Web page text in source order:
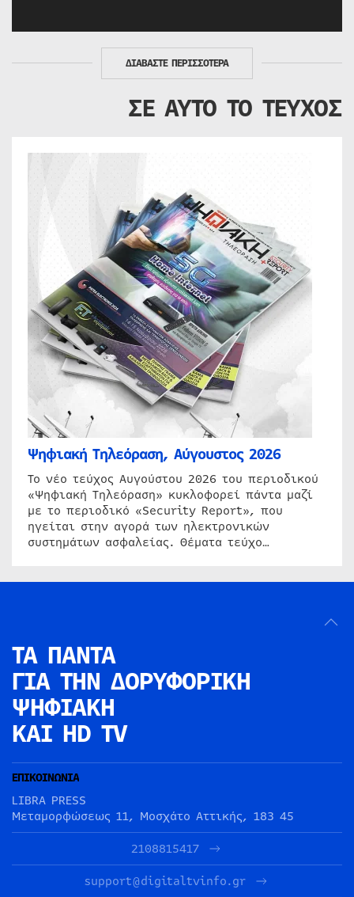
ΔΙΑΒΑΣΤΕ ΠΕΡΙΣΣΟΤΕΡΑ
ΣΕ ΑΥΤΟ ΤΟ ΤΕΥΧΟΣ
Ψηφιακή Τηλεόραση, Αύγουστος 2026
Το νέο τεύχος Αυγούστου 2026 του περιοδικού
«Ψηφιακή Τηλεόραση» κυκλοφορεί πάντα μαζί
με το περιοδικό «Security Report», που
ηγείται στην αγορά των ηλεκτρονικών
συστημάτων ασφαλείας. Θέματα τεύχο…
ΤΑ ΠΑΝΤΑ
ΓΙΑ ΤΗΝ ΔΟΡΥΦΟΡΙΚΗ
ΨΗΦΙΑΚΗ
ΚΑΙ HD TV
ΕΠΙΚΟΙΝΩΝΙΑ
LIBRA PRESS
Μεταμορφώσεως 11, Μοσχάτο Αττικής, 183 45
2108815417
support@digitaltvinfo.gr